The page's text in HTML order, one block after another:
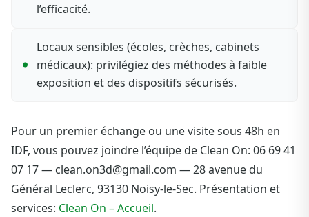
l’efficacité.
Locaux sensibles (écoles, crèches, cabinets
médicaux): privilégiez des méthodes à faible
exposition et des dispositifs sécurisés.
Pour un premier échange ou une visite sous 48h en
IDF, vous pouvez joindre l’équipe de Clean On: 06 69 41
07 17 — clean.on3d@gmail.com — 28 avenue du
Général Leclerc, 93130 Noisy-le-Sec. Présentation et
services: Clean On – Accueil.